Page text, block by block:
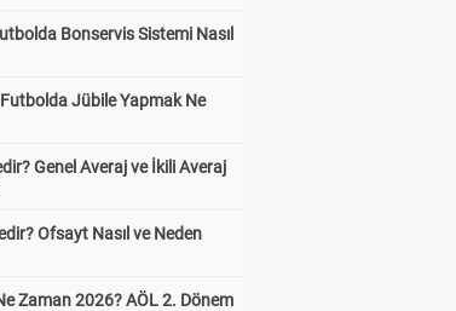
Bonservis Sistemi Nasıl
Jübile Yapmak Ne
Genel Averaj ve İkili Averaj
Ofsayt Nasıl ve Neden
Zaman 2026? AÖL 2. Dönem